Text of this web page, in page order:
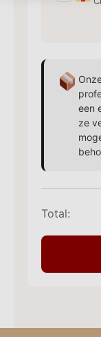
een
ze
Total: